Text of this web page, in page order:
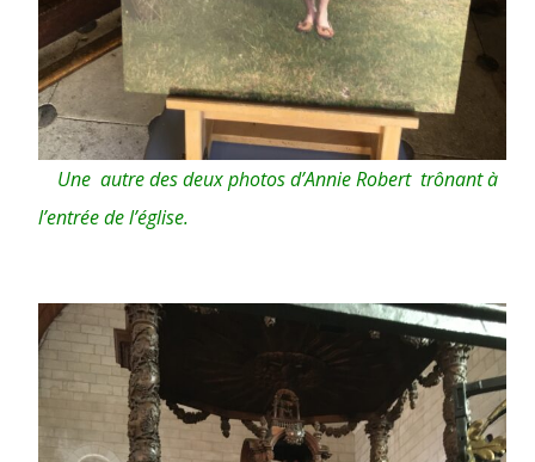
Une autre des deux photos d’Annie Robert trônant à
l’entrée de l’église.